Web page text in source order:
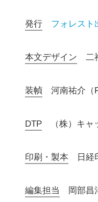
発行 フォレスト
本文デザイン 二
装幀 河南祐介（
DTP （株）キャ
印刷・製本 日経
編集担当
岡部昌